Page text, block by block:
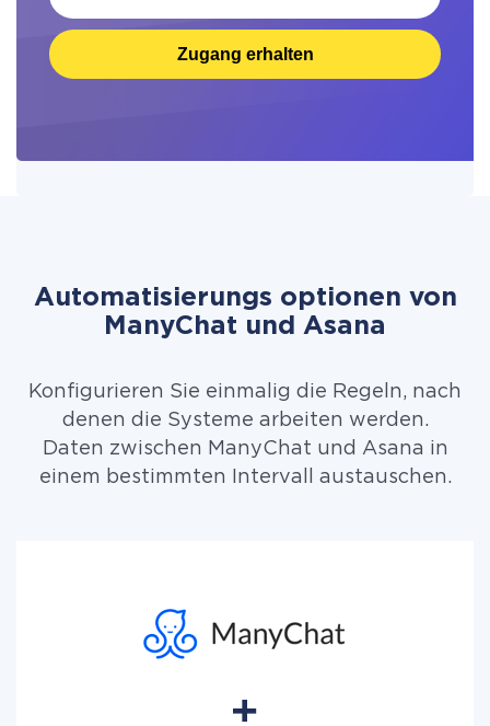
Zugang erhalten
Automatisierungs optionen von
ManyChat und Asana
Konfigurieren Sie einmalig die Regeln, nach
denen die Systeme arbeiten werden.
Daten zwischen ManyChat und Asana in
einem bestimmten Intervall austauschen.